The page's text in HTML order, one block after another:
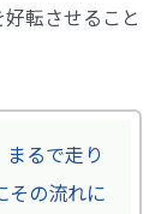
転させること
るで走り
その流れに